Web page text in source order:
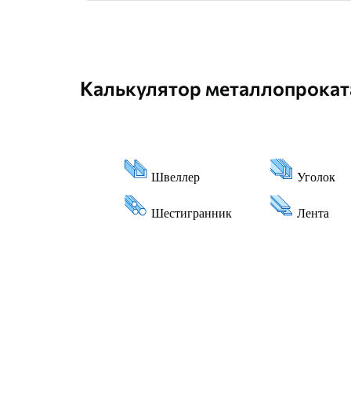
Калькулятор